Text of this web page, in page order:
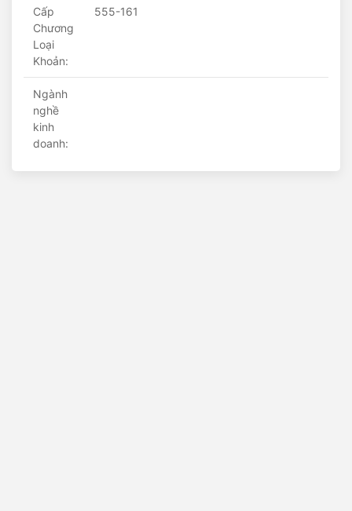
Cấp
Chương
Loại
Khoản:
555-161
Ngành
nghề
kinh
doanh: